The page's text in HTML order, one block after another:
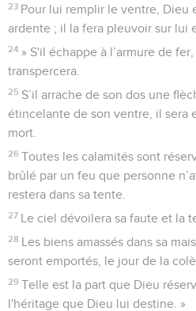
23 Pour lui remplir le ventre, Dieu
ardente ; il la fera pleuvoir sur lui
24 » S'il échappe à l’armure de
transpercera.
25 S’il arrache de son dos une
étincelante de son ventre, il sera
mort.
26 Toutes les calamités sont
brûlé par un feu que personne
restera dans sa tente.
27 Le ciel dévoilera sa faute et la
28 Les biens amassés dans sa
seront emportés, le jour de la
29 Telle est la part que Dieu
l'héritage que Dieu lui destine. »